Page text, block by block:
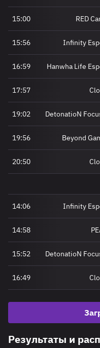
15:00 RED
15:56 Infinity
16:59 Hanwha Life
17:57
19:02 DetonatioN
19:56 Beyond
20:50
14:06 Infinity
14:58
15:52 DetonatioN
16:49
Результаты и